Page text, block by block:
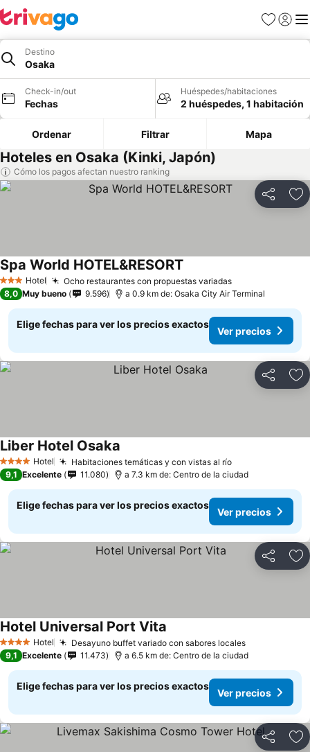
Favoritos
Iniciar
Destino
Osaka
Check-in/out
Fechas
Huéspedes/habitaciones
2 huéspedes, 1 habitación
Ordenar Filtrar Mapa
Hoteles en Osaka (Kinki, Japón)
Cómo los pagos afectan nuestro ranking
Compartir
3 Estrellas
Hotel Ocho restaurantes con propuestas variadas
Spa World HOTEL&RESORT
8,0 Muy bueno 9.596 a 0.9 km de: Osaka City Air Terminal
Elige fechas para ver los precios exactos
Ver precios
Compartir
4 EstrellasHotel Habitaciones temáticas y con vistas al río
Liber Hotel Osaka
9,1 Excelente 11.080 a 7.3 km de: Centro de la ciudad
Elige fechas para ver los precios exactos
Ver precios
Compartir
4 EstrellasHotel Desayuno buffet variado con sabores locales
Hotel Universal Port Vita
9,1 Excelente 11.473 a 6.5 km de: Centro de la ciudad
Elige fechas para ver los precios exactos
Ver precios
Compartir